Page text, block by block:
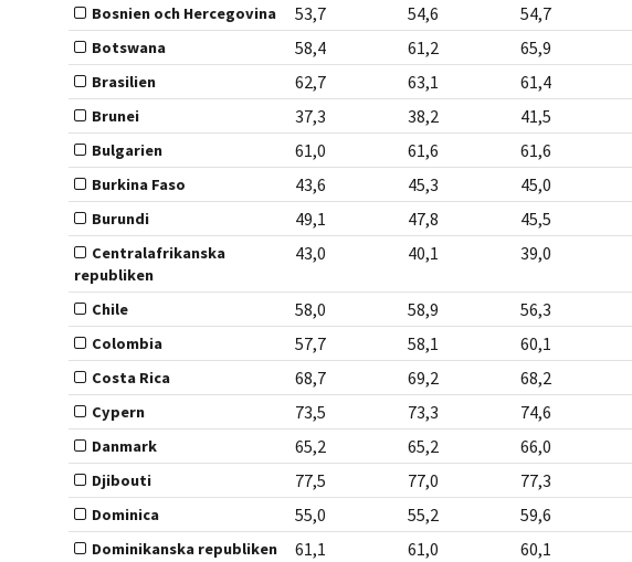
Bosnien och Hercegovina 53,7 54,6 54,7
Botswana 58,4 61,2 65,9
Brasilien 62,7 63,1 61,4
Brunei 37,3 38,2 41,5
Bulgarien 61,0 61,6 61,6
Burkina Faso 43,6 45,3 45,0
Burundi 49,1 47,8 45,5
Centralafrikanska
republiken
43,0 40,1 39,0
Chile 58,0 58,9 56,3
Colombia 57,7 58,1 60,1
Costa Rica 68,7 69,2 68,2
Cypern 73,5 73,3 74,6
Danmark 65,2 65,2 66,0
Djibouti 77,5 77,0 77,3
Dominica 55,0 55,2 59,6
Dominikanska republiken 61,1 61,0 60,1